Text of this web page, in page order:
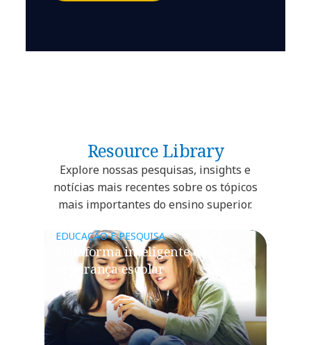
Resource Library
Explore nossas pesquisas, insights e
notícias mais recentes sobre os tópicos
mais importantes do ensino superior.
EDUCAÇÃO E PESQUISA
Plataforma inteligente de
segurança escolar